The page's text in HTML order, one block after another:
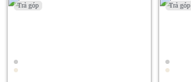
Trả góp
Trả góp Trả góp
Trả góp